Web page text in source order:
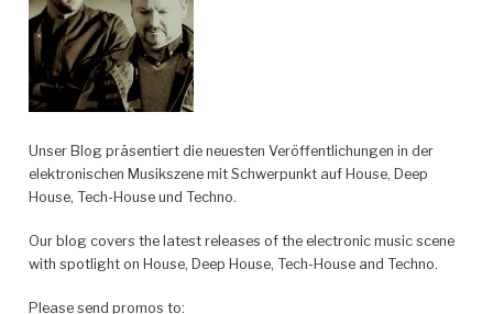
Unser Blog präsentiert die neuesten Veröffentlichungen in der
elektronischen Musikszene mit Schwerpunkt auf House, Deep
House, Tech-House und Techno.
Our blog covers the latest releases of the electronic music scene
with spotlight on House, Deep House, Tech-House and Techno.
Please send promos to: